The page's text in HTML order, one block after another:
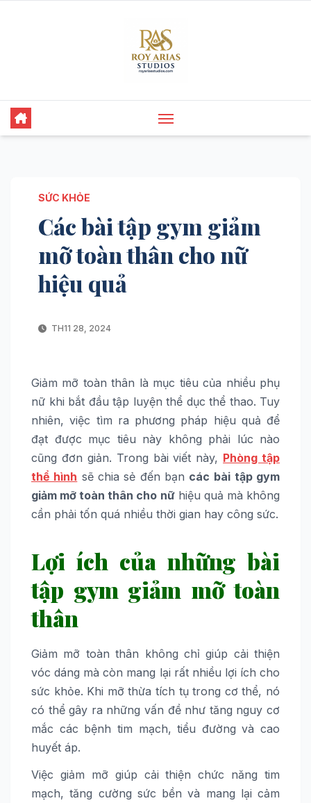
SỨC KHỎE
Các bài tập gym giảm
mỡ toàn thân cho nữ
hiệu quả
TH11 28, 2024
Giảm mỡ toàn thân là mục tiêu của nhiều phụ
nữ khi bắt đầu tập luyện thể dục thể thao. Tuy
nhiên, việc tìm ra phương pháp hiệu quả để
đạt được mục tiêu này không phải lúc nào
cũng đơn giản. Trong bài viết này, Phòng tập
thể hình sẽ chia sẻ đến bạn các bài tập gym
giảm mỡ toàn thân cho nữhiệu quả mà không
cần phải tốn quá nhiều thời gian hay công sức.
Lợi ích của những bài
tập gym giảm mỡ toàn
thân
Giảm mỡ toàn thân không chỉ giúp cải thiện
vóc dáng mà còn mang lại rất nhiều lợi ích cho
sức khỏe. Khi mỡ thừa tích tụ trong cơ thể, nó
có thể gây ra những vấn đề như tăng nguy cơ
mắc các bệnh tim mạch, tiểu đường và cao
huyết áp.
Việc giảm mỡ giúp cải thiện chức năng tim
mạch, tăng cường sức bền và mang lại cảm